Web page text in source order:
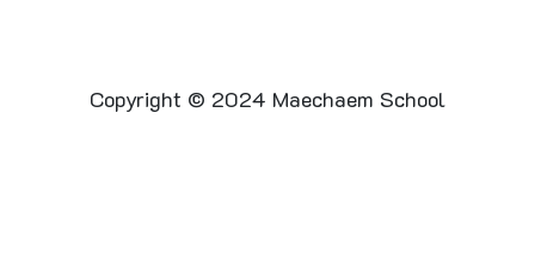
Copyright © 2024 Maechaem School